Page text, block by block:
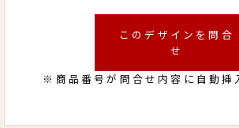
このデザインを問合
せ
※商品番号が問合せ内容に自動挿